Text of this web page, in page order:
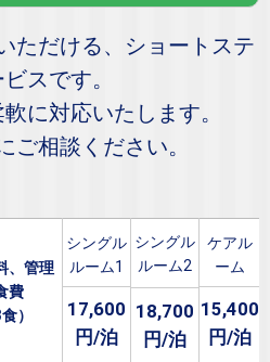
ただける、ショートステ
スです。
に対応いたします。
ご相談ください。
、管理
費
）
シングル
ルーム1
17,600
円/泊
シングル
ルーム2
18,700
円/泊
ケアル
ーム
15,400
円/泊